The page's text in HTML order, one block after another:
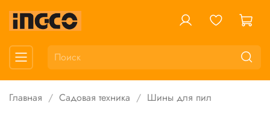
Главная Садовая техника Шины для пил